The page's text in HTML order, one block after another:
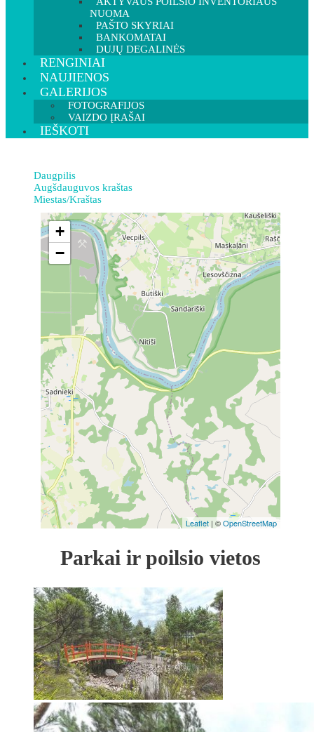
NUOMA
PAŠTO SKYRIAI
BANKOMATAI
DUJŲ DEGALINĖS
RENGINIAI
NAUJIENOS
GALERIJOS
FOTOGRAFIJOS
VAIZDO ĮRAŠAI
IEŠKOTI
Daugpilis
Augšdauguvos kraštas
Miestas/Kraštas
+
−
Leaflet | ©OpenStreetMap
Parkai ir poilsio vietos